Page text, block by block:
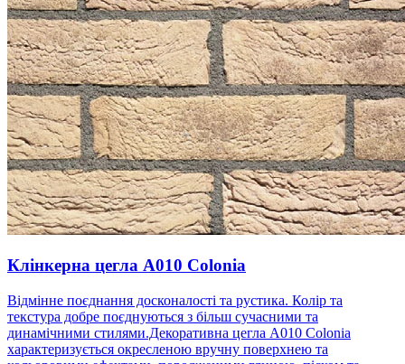
Клінкерна цегла A010 Colonia
Відмінне поєднання досконалості та рустика. Колір та
текстура добре поєднуються з більш сучасними та
динамічними стилями.Декоративна цегла A010 Colonia
характеризується окресленою вручну поверхнею та